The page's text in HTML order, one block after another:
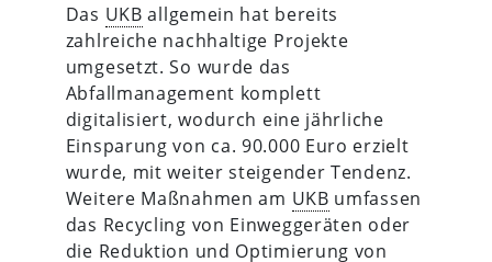
Das UKB allgemein hat bereits
zahlreiche nachhaltige Projekte
umgesetzt. So wurde das
Abfallmanagement komplett
digitalisiert, wodurch eine jährliche
Einsparung von ca. 90.000 Euro erzielt
wurde, mit weiter steigender Tendenz.
Weitere Maßnahmen am UKB umfassen
das Recycling von Einweggeräten oder
die Reduktion und Optimierung von